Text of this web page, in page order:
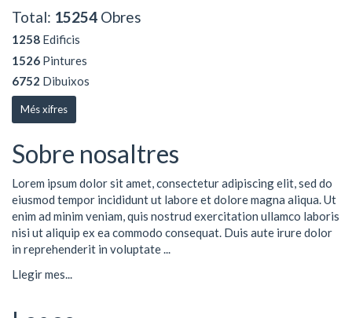
Total: 15254 Obres
1258 Edificis
1526 Pintures
6752 Dibuixos
Més xifres
Sobre nosaltres
Lorem ipsum dolor sit amet, consectetur adipiscing elit, sed do
eiusmod tempor incididunt ut labore et dolore magna aliqua. Ut
enim ad minim veniam, quis nostrud exercitation ullamco laboris
nisi ut aliquip ex ea commodo consequat. Duis aute irure dolor
in reprehenderit in voluptate ...
Llegir mes...